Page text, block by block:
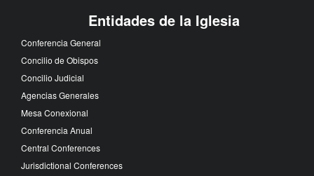
Entidades de la Iglesia
Conferencia General
Concilio de Obispos
Concilio Judicial
Agencias Generales
Mesa Conexional
Conferencia Anual
Central Conferences
Jurisdictional Conferences